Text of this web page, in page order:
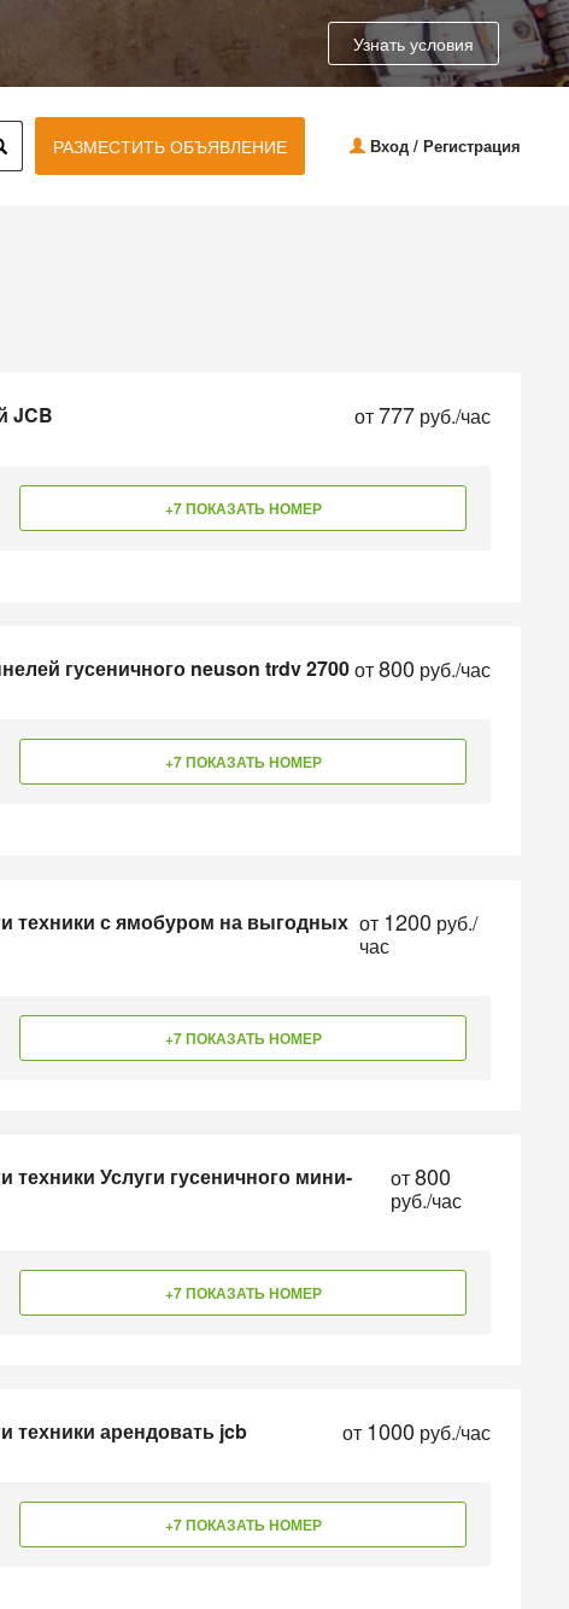
Узнать условия
РАЗМЕСТИТЬ ОБЪЯВЛЕНИЕ Вход / Регистрация
JCB от777 руб./час
+7 ПОКАЗАТЬ НОМЕР
гусеничного neuson trdv 2700от800 руб./час
+7 ПОКАЗАТЬ НОМЕР
техники с ямобуром на выгодных от 1200 руб./
час
+7 ПОКАЗАТЬ НОМЕР
техники Услуги гусеничного мини-
от800
руб./час
+7 ПОКАЗАТЬ НОМЕР
техники арендовать jcb от 1000 руб./час
+7 ПОКАЗАТЬ НОМЕР